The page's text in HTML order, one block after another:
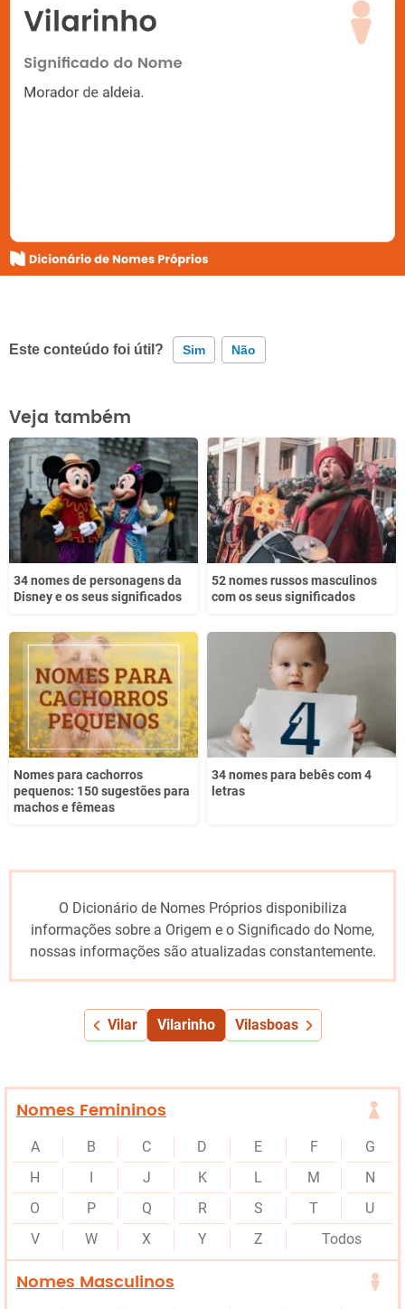
Este conteúdo foi útil? Sim Não
Este conteúdo contém informação incorreta
Este conteúdo não tem a informação que procuro
Outro
Veja também
34 nomes de personagens da
Disney e os seus significados
52 nomes russos masculinos
com os seus significados
Nomes para cachorros
pequenos: 150 sugestões para
machos e fêmeas
34 nomes para bebês com 4
letras
O Dicionário de Nomes Próprios disponibiliza
informações sobre a Origem e o Significado do Nome,
nossas informações são atualizadas constantemente.
Vilar Vilarinho Vilasboas
Nomes Femininos
A B C D E F
G
H
J K L M
N
O
P Q R S T
U
V
W X Y Z Todos
Nomes Masculinos